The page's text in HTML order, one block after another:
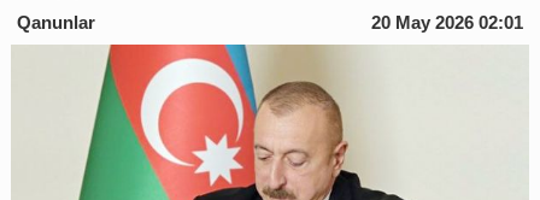
Qanunlar 20 May 2026 02:01